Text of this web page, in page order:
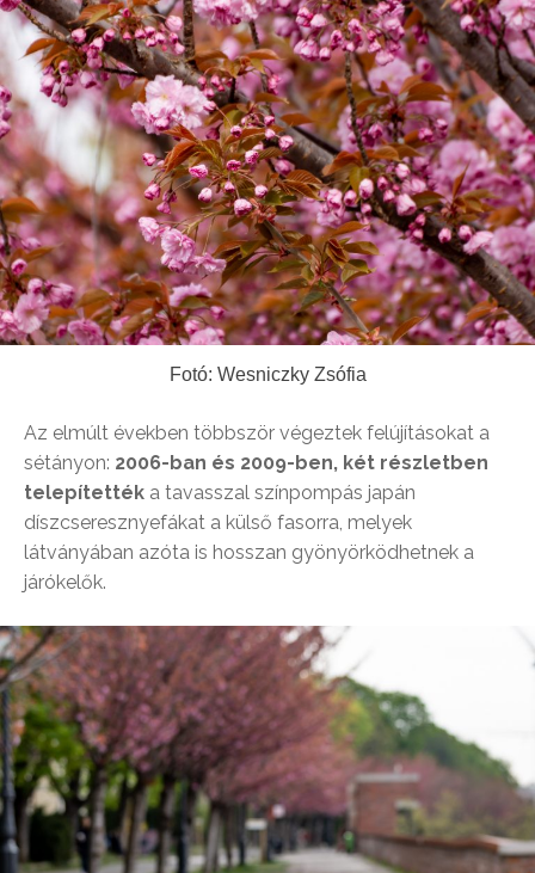
Fotó: Wesniczky Zsófia
Az elmúlt években többször végeztek felújításokat a
sétányon: 2006-ban és 2009-ben, két részletben
telepítették a tavasszal színpompás japán
díszcseresznyefákat a külső fasorra, melyek
látványában azóta is hosszan gyönyörködhetnek a
járókelők.